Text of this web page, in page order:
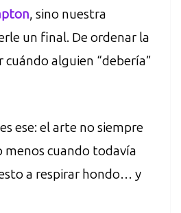
, sino nuestra
un final. De ordenar la
cuándo alguien “debería”
ese: el arte no siempre
menos cuando todavía
a respirar hondo… y